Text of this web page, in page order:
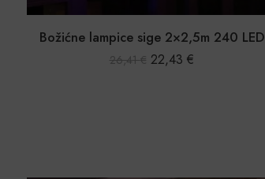
Božićne lampice sige 2×2,5m 240 LED
26,41€ 22,43 €